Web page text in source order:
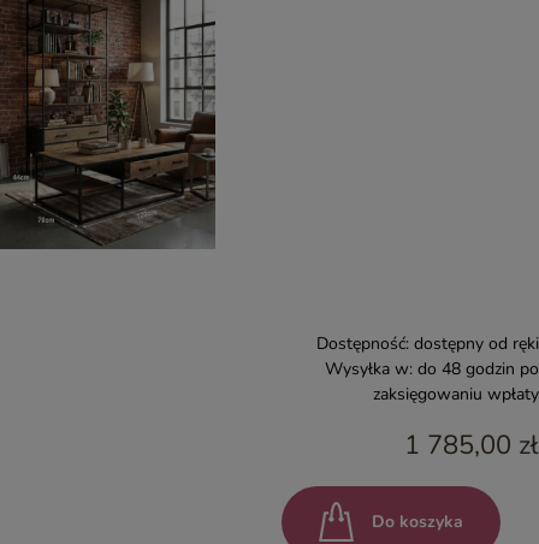
Dostępność: dostępny od ręki
Wysyłka w: do 48 godzin po
zaksięgowaniu wpłaty
1 785,00 zł
Do koszyka